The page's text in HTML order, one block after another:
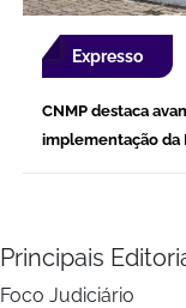
Expresso
CNMP destaca
implementação da
Principais
Foco Judiciário